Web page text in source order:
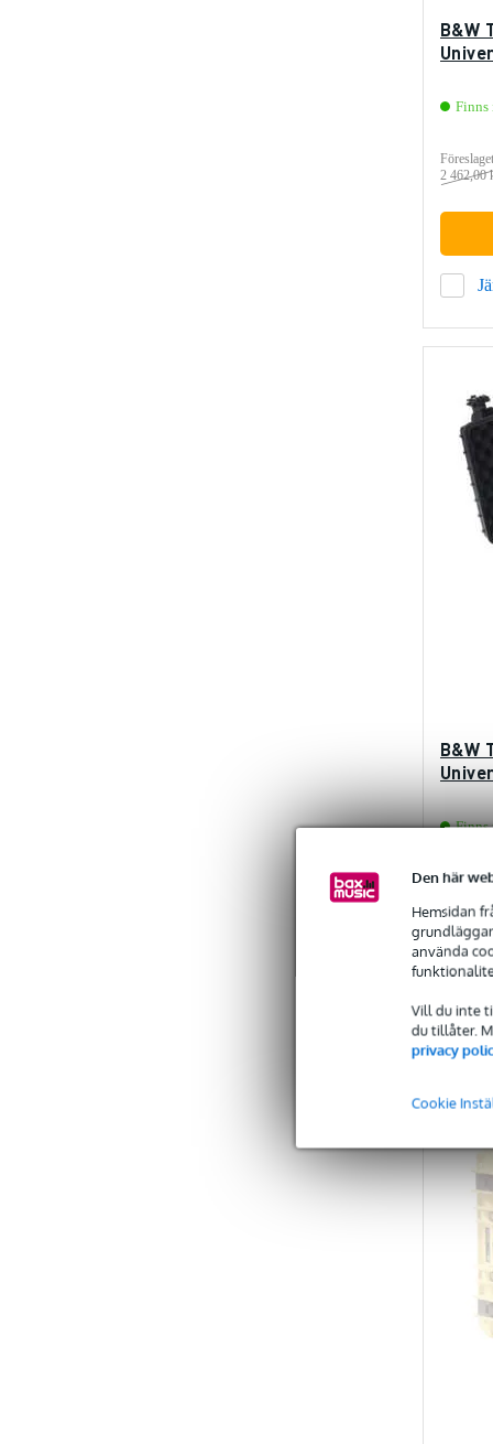
Den här
Hemsidan
använda
Vill du inte
du tillåter.
privacy
Cookie
B&W
Finns
2 462,00
B&W
Finns